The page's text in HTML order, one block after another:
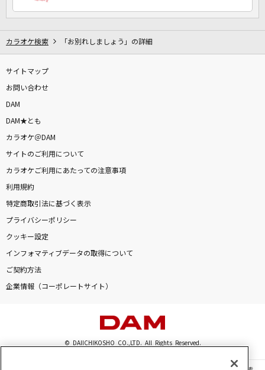
カラオケ検索 「お別れしましょう」の詳細
サイトマップ
お問い合わせ
DAM
DAM★とも
カラオケ＠DAM
サイトのご利用について
カラオケご利用にあたっての注意事項
利用規約
特定商取引法に基づく表示
プライバシーポリシー
クッキー設定
インフォマティブデータの取得について
ご契約方法
企業情報（コーポレートサイト）
© DAIICHIKOSHO CO.,LTD. All Rights Reserved.